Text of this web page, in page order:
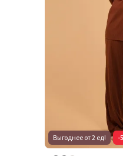
Выгоднее от 2 ед! -